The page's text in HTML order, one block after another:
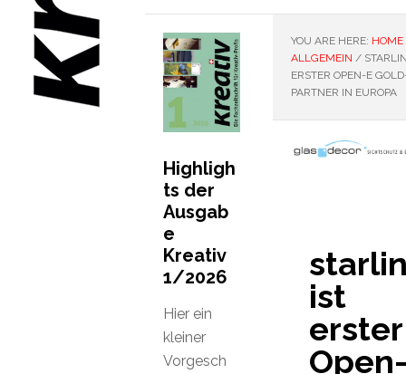
YOU ARE HERE: HOME
ALLGEMEIN /
ERSTER OPEN-E
PARTNER IN EUROPA
ist
erster
Highligh
ts der
Ausgab
e
Kreativ
1/2026
Hier ein
kleiner
Vorgesch